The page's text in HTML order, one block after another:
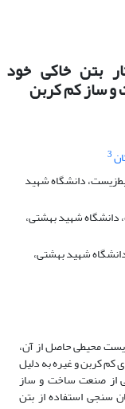
بتن خاکی خود
ساز کم کربن
3
دانشگاه شهید
شهید بهشتی،
شهید بهشتی،
محیطی حاصل از آن،
کم کربن و غیره به ‌دلیل
از صنعت ساخت و ساز
سنجی استفاده از بتن